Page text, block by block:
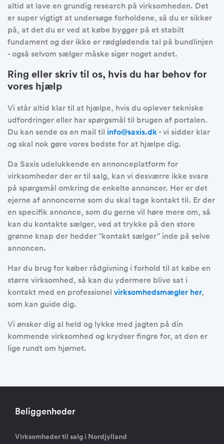
altid at lave en grundig research på virksomheden. Det
er super vigtigt at undersøge forholdene, så du er sikker
på, at det du er ved at købe bygger på et stabilt
fundament og der ikke er rødglødende tal på bundlinjen
- også selvom sælger måske siger noget andet.
Ring eller skriv til os, hvis du har behov for
vores hjælp
Vi står altid klar til at hjælpe, hvis du oplever tekniske
udfordringer eller har spørgsmål til brugen af portalen.
Du kan sende os en mail til info@saxis.dk- vi sidder klar
og skal nok gøre vores bedste for at hjælpe dig.
Da Saxis udelukkende en annonceplatform for
virksomheder der er til salg, kan vi desværre ikke svare
på spørgsmål omkring de enkelte annoncer. Her er det
ejerne af annoncerne som du skal tage kontakt til. Er der
en specifik annonce, som du gerne vil høre mere om, så
kan du kontakte sælger, ved at trykke på den store
grønne knap der hedder ''kontakt sælger'' inde på selve
annoncen.
Har du brug for køber rådgivning i forhold til at købe en
større virksomhed, så kan du ydermere blive sat i
kontakt med en professionel virksomhedsmægler her,
som kan guide dig.
Vi ønsker dig al held og lykke med jagten på din
kommende virksomhed og krydser fingre for, at den er
lige rundt om hjørnet.
Beliggenheder
Virksomheder til salg i Nordjylland